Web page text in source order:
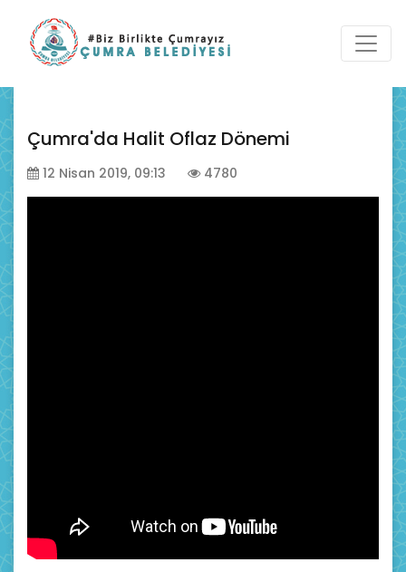
Çumra'da Halit Oflaz Dönemi
12 Nisan 2019, 09:13 4780